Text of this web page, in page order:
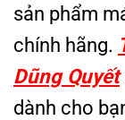
sản phẩm
chính hãng.
Dũng Quyết
dành cho